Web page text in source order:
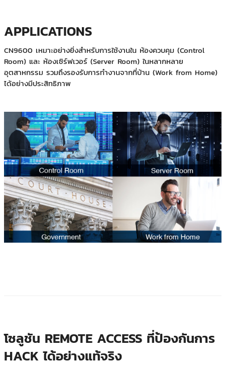
APPLICATIONS
CN9600 เหมาะอย่างยิ่งสำหรับการใช้งานใน ห้องควบคุม (Control
Room) และ ห้องเซิร์ฟเวอร์ (Server Room) ในหลากหลาย
อุตสาหกรรม รวมถึงรองรับการทำงานจากที่บ้าน (Work from Home)
ได้อย่างมีประสิทธิภาพ
โซลูชัน REMOTE ACCESS ที่ป้องกันการ
HACK ได้อย่างแท้จริง